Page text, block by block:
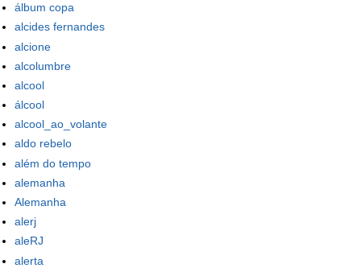
álbum copa
alcides fernandes
alcione
alcolumbre
alcool
álcool
alcool_ao_volante
aldo rebelo
além do tempo
alemanha
Alemanha
alerj
aleRJ
alerta